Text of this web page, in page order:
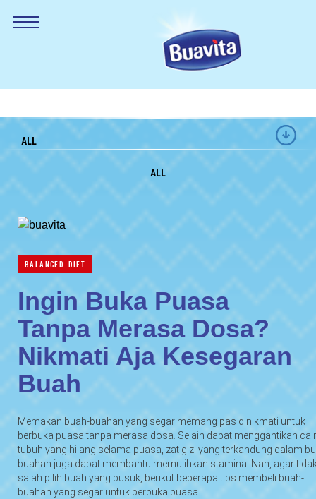
ALL
ALL
BALANCED DIET
Ingin Buka Puasa
Tanpa Merasa Dosa?
Nikmati Aja Kesegaran
Buah
Memakan buah-buahan yang segar memang pas dinikmati untuk
berbuka puasa tanpa merasa dosa. Selain dapat menggantikan
tubuh yang hilang selama puasa, zat gizi yang terkandung dalam
buahan juga dapat membantu memulihkan stamina. Nah, agar
salah pilih buah yang busuk, berikut beberapa tips membeli buah-
buahan yang segar untuk berbuka puasa.